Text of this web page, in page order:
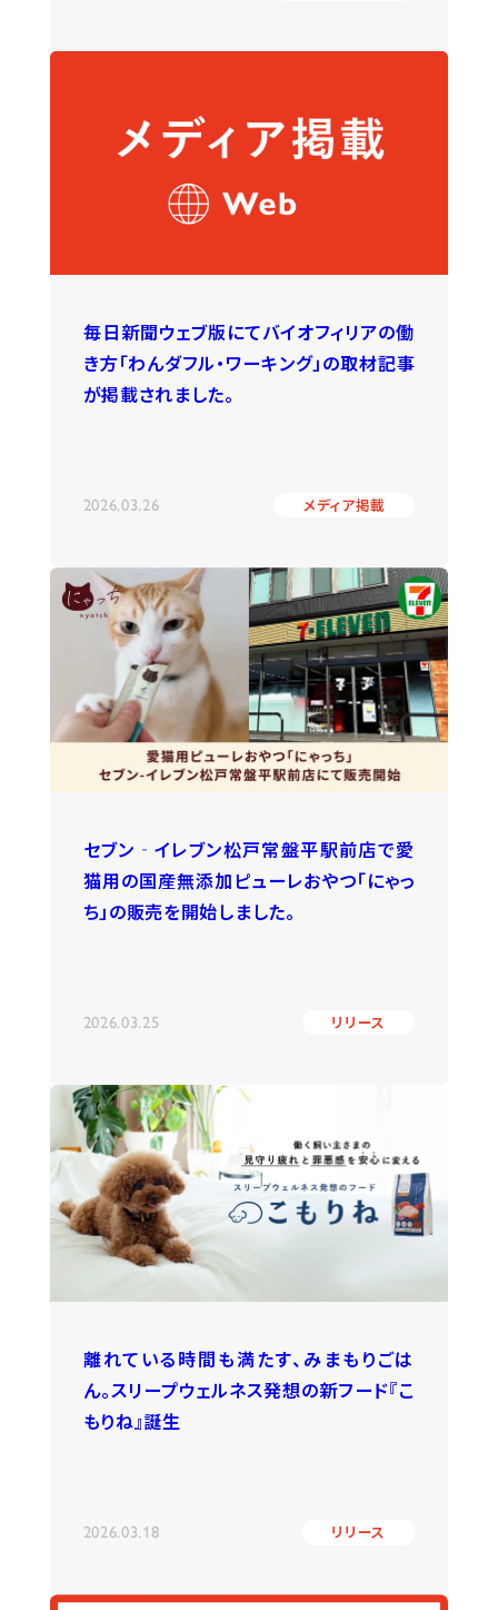
毎日新聞ウェブ版にてバイオフィリアの働
き方「わんダフル・ワーキング」の取材記事
が掲載されました。
2026.03.26 メディア掲載
セブン‐イレブン松戸常盤平駅前店で愛
猫用の国産無添加ピューレおやつ「にゃっ
ち」の販売を開始しました。
2026.03.25 リリース
離れている時間も満たす、みまもりごは
ん。スリープウェルネス発想の新フード『こ
もりね』誕生
2026.03.18 リリース